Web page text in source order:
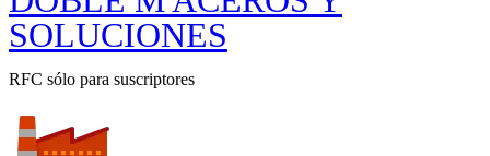
SOLUCIONES
RFC sólo para suscriptores